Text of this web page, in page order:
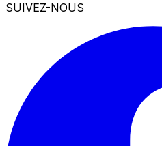
SUIVEZ-NOUS